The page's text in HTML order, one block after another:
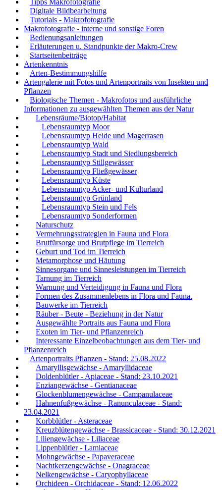
Tipps Makrofotografie
Digitale Bildbearbeitung
Tutorials - Makrofotografie
Makrofotografie - interne und sonstige Foren
Bedienungsanleitungen
Erläuterungen u. Standpunkte der Makro-Crew
Startseitenbeiträge
Artenkenntnis
Arten-Bestimmungshilfe
Artengalerie mit Fotos und Artenportraits von Insekten und
Pflanzen
Biologische Themen - Makrofotos und ausführliche
Informationen zu ausgewählten Themen aus der Natur
Lebensräume/Biotop/Habitat
Lebensraumtyp Moor
Lebensraumtyp Heide und Magerrasen
Lebensraumtyp Wald
Lebensraumtyp Stadt und Siedlungsbereich
Lebensraumtyp Stillgewässer
Lebensraumtyp Fließgewässer
Lebensraumtyp Küste
Lebensraumtyp Acker- und Kulturland
Lebensraumtyp Grünland
Lebensraumtyp Stein und Fels
Lebensraumtyp Sonderformen
Naturschutz
Vermehrungsstrategien in Fauna und Flora
Brutfürsorge und Brutpflege im Tierreich
Geburt und Tod im Tierreich
Metamorphose und Häutung
Sinnesorgane und Sinnesleistungen im Tierreich
Tarnung im Tierreich
Warnung und Verteidigung in Fauna und Flora
Formen des Zusammenlebens in Flora und Fauna.
Bauwerke im Tierreich
Räuber - Beute - Beziehung in der Natur
Ausgewählte Portraits aus Fauna und Flora
Exoten im Tier- und Pflanzenreich
Interessante Einzelbeobachtungen aus dem Tier- und
Pflanzenreich
Artenportraits Pflanzen - Stand: 25.08.2022
Amaryllisgewächse - Amaryllidaceae
Doldenblütler - Apiaceae - Stand: 23.10.2021
Enziangewächse - Gentianaceae
Glockenblumengewächse - Campanulaceae
Hahnenfußgewächse - Ranunculaceae - Stand:
23.04.2021
Korbblütler - Asteraceae
Kreuzblütengewächse - Brassicaceae - Stand: 30.12.2021
Liliengewächse - Liliaceae
Lippenblütler - Lamiaceae
Mohngewächse - Papaveraceae
Nachtkerzengewächse - Onagraceae
Nelkengewächse - Caryophyllaceae
Orchideen - Orchidaceae - Stand: 12.06.2022